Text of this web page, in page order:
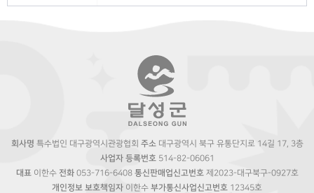
회사명 특수법인 대구광역시관광협회 주소대구광역시 북구 유통단지로 14길 17, 3층
사업자 등록번호514-82-06061
대표이한수 전화053-716-6408 통신판매업신고번호제2023-대구북구-0927호
개인정보 보호책임자 이한수 부가통신사업신고번호 12345호